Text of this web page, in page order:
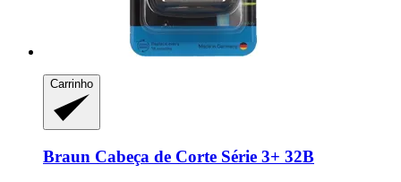
Carrinho
Braun Cabeça de Corte Série 3+ 32B